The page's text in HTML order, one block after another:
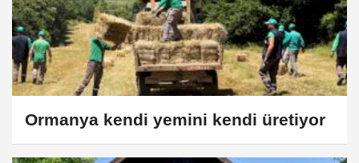
Ormanya kendi yemini kendi üretiyor